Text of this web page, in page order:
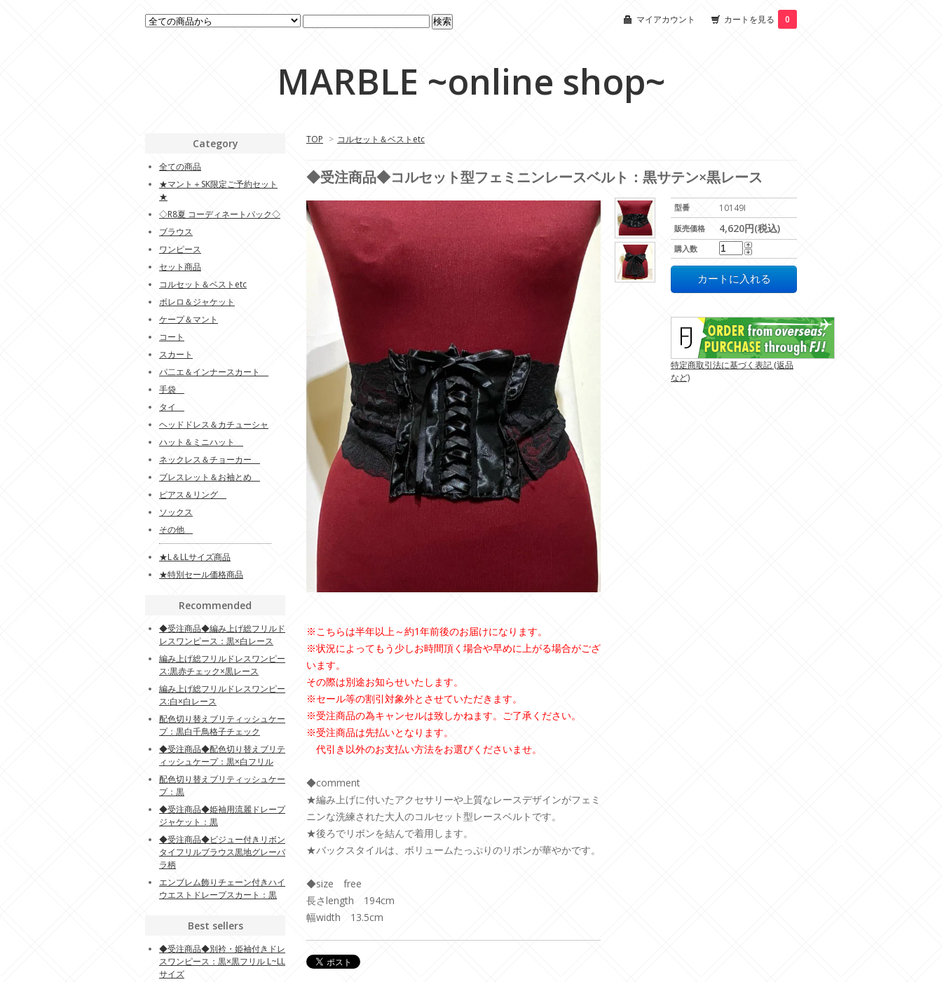
マイアカウント カートを見る 0
MARBLE ~online shop~
TOP > コルセット＆ベストetc
◆受注商品◆コルセット型フェミニンレースベルト：黒サテン×黒レース
型番 10149I
販売価格 4,620円(税込)
購入数
特定商取引法に基づく表記 (返品
など)
※こちらは半年以上～約1年前後のお届けになります。
※状況によってもう少しお時間頂く場合や早めに上がる場合がござ
います。
その際は別途お知らせいたします。
※セール等の割引対象外とさせていただきます。
※受注商品の為キャンセルは致しかねます。ご了承ください。
※受注商品は先払いとなります。
代引き以外のお支払い方法をお選びくださいませ。
◆comment
★編み上げに付いたアクセサリーや上質なレースデザインがフェミ
ニンな洗練された大人のコルセット型レースベルトです。
★後ろでリボンを結んで着用します。
★バックスタイルは、ボリュームたっぷりのリボンが華やかです。
◆size free
長さlength 194cm
幅width 13.5cm
Category
全ての商品
★マント＋SK限定ご予約セット
★
◇R8夏 コーディネートパック◇
ブラウス
ワンピース
セット商品
コルセット＆ベストetc
ボレロ＆ジャケット
ケープ＆マント
コート
スカート
パ二エ＆インナースカート
手袋
タイ
ヘッドドレス＆カチューシャ
ハット＆ミニハット
ネックレス＆チョーカー
ブレスレット＆お袖とめ
ピアス＆リング
ソックス
その他
★L＆LLサイズ商品
★特別セール価格商品
Recommended
◆受注商品◆編み上げ総フリルド
レスワンピース：黒×白レース
編み上げ総フリルドレスワンピー
ス:黒赤チェック×黒レース
編み上げ総フリルドレスワンピー
ス:白×白レース
配色切り替えブリティッシュケー
プ：黒白千鳥格子チェック
◆受注商品◆配色切り替えブリテ
ィッシュケープ：黒×白フリル
配色切り替えブリティッシュケー
プ：黒
◆受注商品◆姫袖用流麗ドレープ
ジャケット：黒
◆受注商品◆ビジュー付きリボン
タイフリルブラウス黒地グレーバ
ラ柄
エンブレム飾りチェーン付きハイ
ウエストドレープスカート：黒
Best sellers
◆受注商品◆別衿・姫袖付きドレ
スワンピース：黒×黒フリル L~LL
サイズ